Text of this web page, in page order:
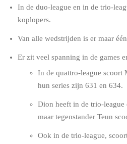
In de duo-league en in de trio-
koplopers.
Van alle wedstrijden is er maar
Er zit veel spanning in de games
In de quattro-league scoort
hun series zijn 631 en 634.
Dion heeft in de trio-league
maar tegenstander Teun
Ook in de trio-league,